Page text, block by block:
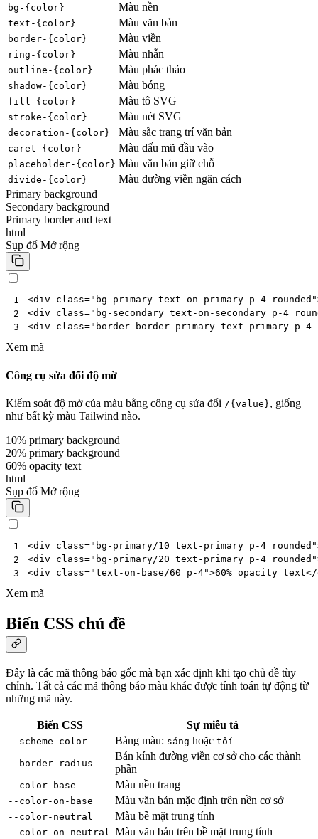
bg-{color} Màu nền
text-{color} Màu văn bản
border-{color} Màu viền
ring-{color} Màu nhẫn
outline-{color} Màu phác thảo
shadow-{color} Màu bóng
fill-{color} Màu tô SVG
stroke-{color} Màu nét SVG
decoration-{color} Màu sắc trang trí văn bản
caret-{color} Màu dấu mũ đầu vào
placeholder-{color} Màu văn bản giữ chỗ
divide-{color}
Màu đường viền ngăn cách
Primary background
Secondary background
Primary border and text
html
Sụp đổ Mở rộng
1
2
3
<div class="bg-primary text-on-primary p-4 rounded"
<div class="bg-secondary text-on-secondary p-4
<div class="border border-primary text-primary p-4
Xem mã
Công cụ sửa đổi độ mờ
Kiểm soát độ mờ của màu bằng công cụ sửa đổi /{value}, giống
như bất kỳ màu Tailwind nào.
10% primary background
20% primary background
60% opacity text
html
Sụp đổ Mở rộng
1
2
3
<div class="bg-primary/10 text-primary p-4 rounded"
<div class="bg-primary/20 text-primary p-4 rounded"
<div class="text-on-base/60 p-4">60% opacity text</
Xem mã
Biến CSS chủ đề
Đây là các mã thông báo gốc mà bạn xác định khi tạo chủ đề tùy
chỉnh. Tất cả các mã thông báo màu khác được tính toán tự động từ
những mã này.
Biến CSS Sự miêu tả
--scheme-color Bảng màu: sáng hoặc tối
--border-radius
Bán kính đường viền cơ sở cho các thành
phần
--color-base Màu nền trang
--color-on-base Màu văn bản mặc định trên nền cơ sở
--color-neutral Màu bề mặt trung tính
--color-on-neutral Màu văn bản trên bề mặt trung tính